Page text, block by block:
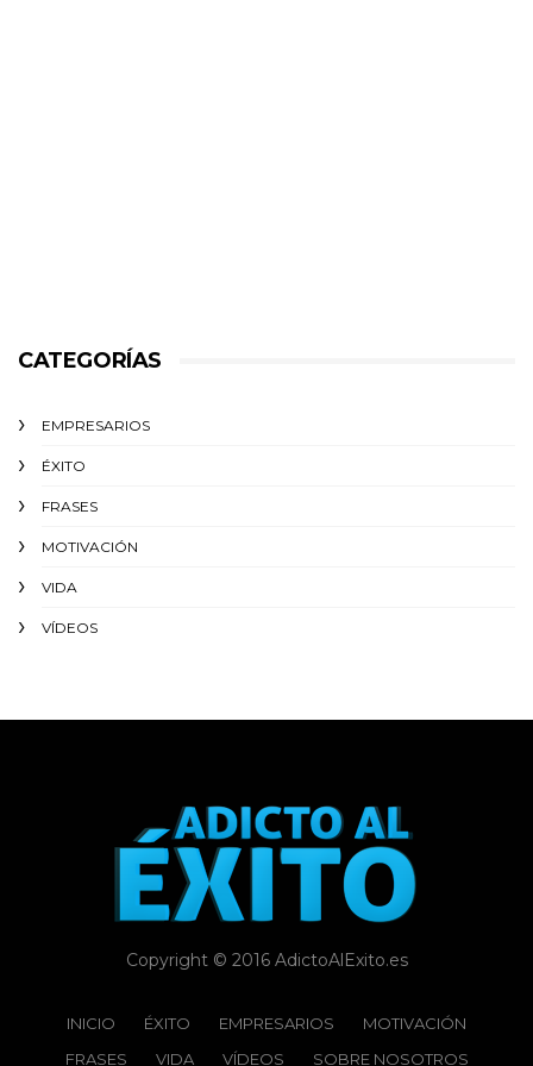
CATEGORÍAS
EMPRESARIOS
ÉXITO‬
FRASES
MOTIVACIÓN
VIDA
VÍDEOS
Copyright © 2016 AdictoAlExito.es
INICIO ÉXITO‬ EMPRESARIOS
MOTIVACIÓN
FRASES
VIDA VÍDEOS SOBRE NOSOTROS